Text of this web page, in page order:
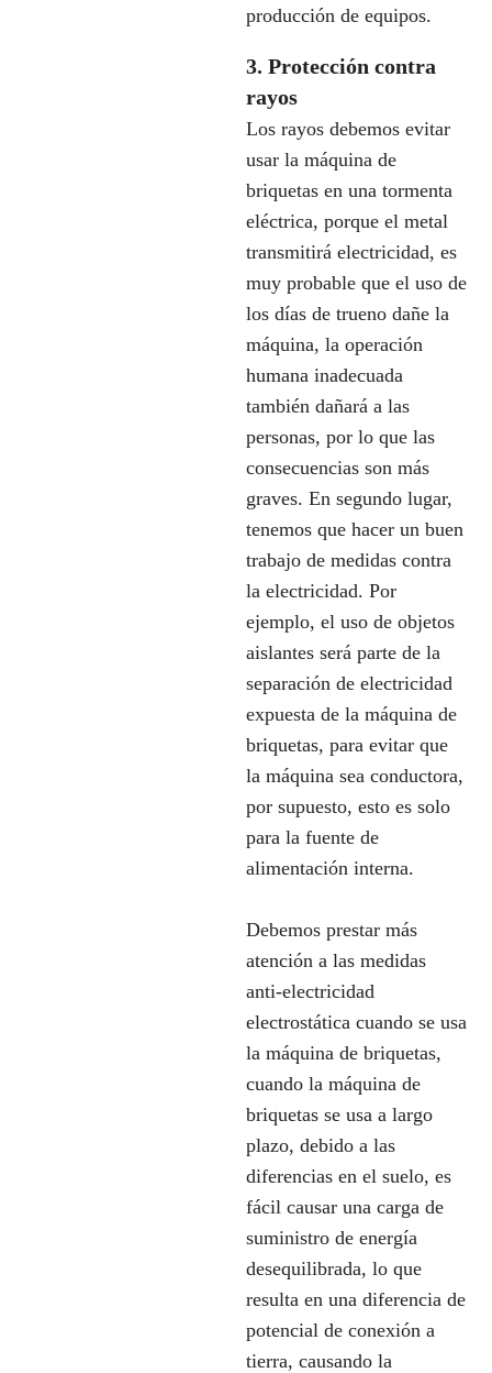
producción de equipos.
3. Protección contra
rayos
Los rayos debemos evitar
usar la máquina de
briquetas en una tormenta
eléctrica, porque el metal
transmitirá electricidad, es
muy probable que el uso de
los días de trueno dañe la
máquina, la operación
humana inadecuada
también dañará a las
personas, por lo que las
consecuencias son más
graves. En segundo lugar,
tenemos que hacer un buen
trabajo de medidas contra
la electricidad. Por
ejemplo, el uso de objetos
aislantes será parte de la
separación de electricidad
expuesta de la máquina de
briquetas, para evitar que
la máquina sea conductora,
por supuesto, esto es solo
para la fuente de
alimentación interna.
Debemos prestar más
atención a las medidas
anti-electricidad
electrostática cuando se usa
la máquina de briquetas,
cuando la máquina de
briquetas se usa a largo
plazo, debido a las
diferencias en el suelo, es
fácil causar una carga de
suministro de energía
desequilibrada, lo que
resulta en una diferencia de
potencial de conexión a
tierra, causando la